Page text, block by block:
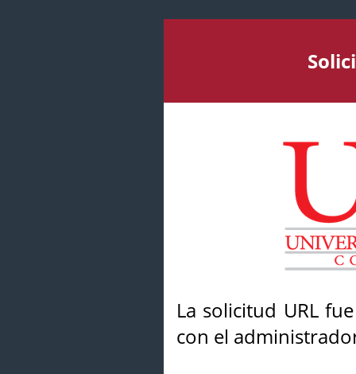
La solicitud URL
con el